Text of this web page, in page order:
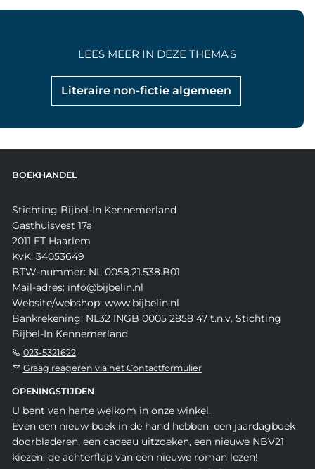
Literaire non-fictie algemeen
LEES MEER IN DEZE THEMA'S
BOEKHANDEL
Stichting Bijbel-In Kennemerland
Gasthuisvest 17a
2011 ET Haarlem
KvK: 34053649
BTW-nummer: NL 0058.21.538.B01
Mail-adres: info@bijbelin.nl
Website/webshop: www.bijbelin.nl
Bankrekening: NL32 INGB 0005 2858 47 t.n.v. Stichting
Bijbel-In Kennemerland
023-5321622
Graag reageren via het Contactformulier
OPENINGSTIJDEN
U bent van harte welkom in onze winkel.
Even een nieuw boek in de hand hebben, een jaardagboek
doorbladeren, een cadeau uitzoeken, een nieuwe NBV21
kiezen, de achterflap van een nieuwe roman lezen!